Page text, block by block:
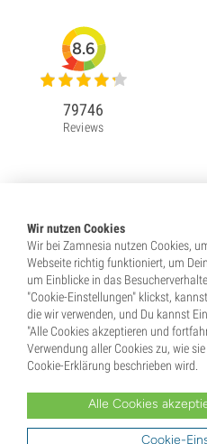
Wir nutzen Cookies
Wir bei Zamnesia nutzen Cookies,
Webseite richtig funktioniert, um
um Einblicke in das
"Cookie-Einstellungen" klickst,
die wir verwenden, und Du kannst
"Alle Cookies akzeptieren und
Verwendung aller Cookies zu, wie
Cookie-Erklärung beschrieben wird.
Alle Cookies
Cookie-
8.6
79746
Reviews
* Samen werden als Souvenirs verkauft. In vielen
Dir der dort geltenden Gesetze bewusst bist. Du